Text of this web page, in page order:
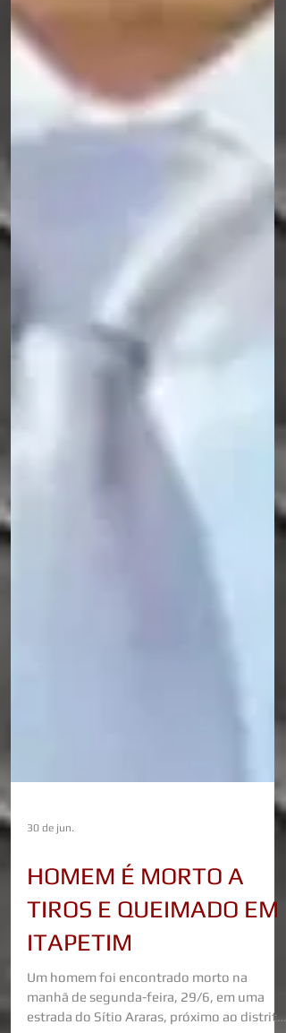
HOMEM É MORTO A
TIROS E QUEIMADO EM
ITAPETIM
Um homem foi encontrado morto na
manhã de segunda-feira, 29/6, em uma